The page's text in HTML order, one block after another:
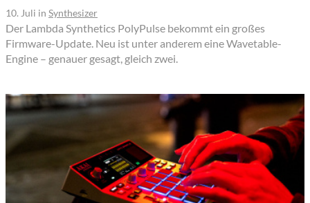
10. Juli in Synthesizer
Der Lambda Synthetics PolyPulse bekommt ein großes
Firmware-Update. Neu ist unter anderem eine Wavetable-
Engine – genauer gesagt, gleich zwei.